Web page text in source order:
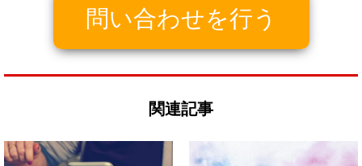
問い合わせを行う
関連記事